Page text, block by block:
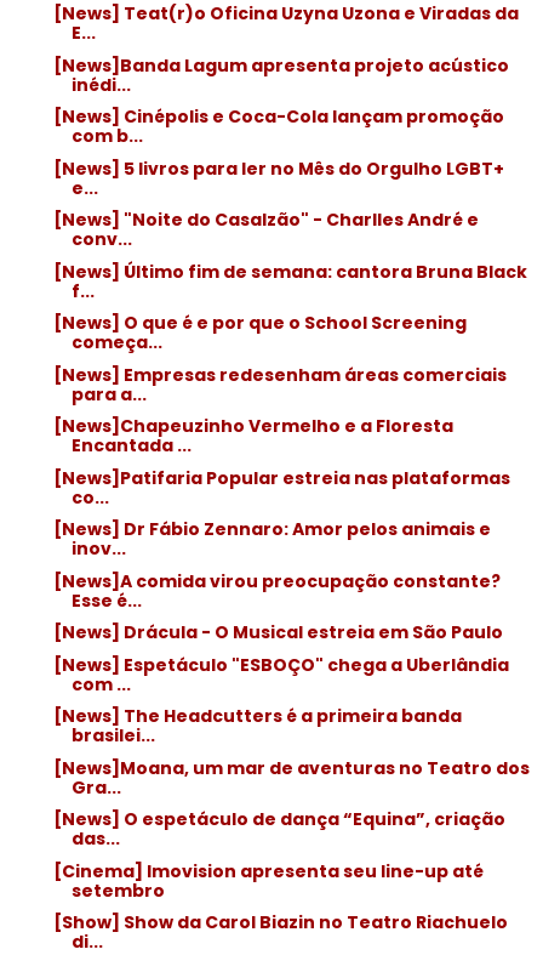
[News] Teat(r)o Oficina Uzyna Uzona e Viradas da
E...
[News]Banda Lagum apresenta projeto acústico
inédi...
[News] Cinépolis e Coca-Cola lançam promoção
com b...
[News] 5 livros para ler no Mês do Orgulho LGBT+
e...
[News] "Noite do Casalzão" - Charlles André e
conv...
[News] Último fim de semana: cantora Bruna Black
f...
[News] O que é e por que o School Screening
começa...
[News] Empresas redesenham áreas comerciais
para a...
[News]Chapeuzinho Vermelho e a Floresta
Encantada ...
[News]Patifaria Popular estreia nas plataformas
co...
[News] Dr Fábio Zennaro: Amor pelos animais e
inov...
[News]A comida virou preocupação constante?
Esse é...
[News] Drácula - O Musical estreia em São Paulo
[News] Espetáculo "ESBOÇO" chega a Uberlândia
com ...
[News] The Headcutters é a primeira banda
brasilei...
[News]Moana, um mar de aventuras no Teatro dos
Gra...
[News] O espetáculo de dança “Equina”, criação
das...
[Cinema] Imovision apresenta seu line-up até
setembro
[Show] Show da Carol Biazin no Teatro Riachuelo
di...